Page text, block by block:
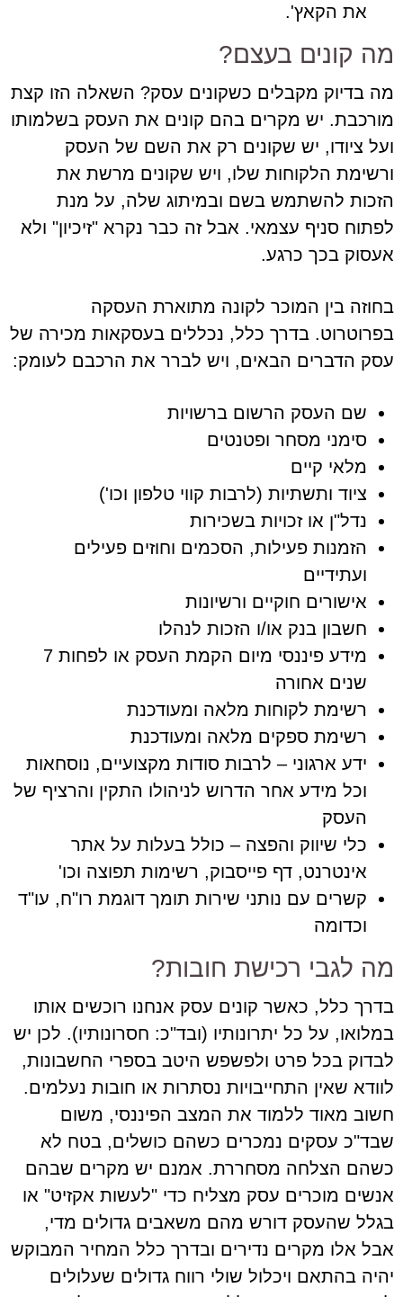
את הקאץ'.
מה קונים בעצם?
מה בדיוק מקבלים כשקונים עסק? השאלה הזו קצת
מורכבת. יש מקרים בהם קונים את העסק בשלמותו
ועל ציודו, יש שקונים רק את השם של העסק
ורשימת הלקוחות שלו, ויש שקונים מרשת את
הזכות להשתמש בשם ובמיתוג שלה, על מנת
לפתוח סניף עצמאי. אבל זה כבר נקרא "זיכיון" ולא
אעסוק בכך כרגע.
בחוזה בין המוכר לקונה מתוארת העסקה
בפרוטרוט. בדרך כלל, נכללים בעסקאות מכירה של
עסק הדברים הבאים, ויש לברר את הרכבם לעומק:
שם העסק הרשום ברשויות
סימני מסחר ופטנטים
מלאי קיים
ציוד ותשתיות (לרבות קווי טלפון וכו')
נדל"ן או זכויות בשכירות
הזמנות פעילות, הסכמים וחוזים פעילים
ועתידיים
אישורים חוקיים ורשיונות
חשבון בנק או/ו הזכות לנהלו
מידע פיננסי מיום הקמת העסק או לפחות 7
שנים אחורה
רשימת לקוחות מלאה ומעודכנת
רשימת ספקים מלאה ומעודכנת
ידע ארגוני – לרבות סודות מקצועיים, נוסחאות
וכל מידע אחר הדרוש לניהולו התקין והרציף של
העסק
כלי שיווק והפצה – כולל בעלות על אתר
אינטרנט, דף פייסבוק, רשימות תפוצה וכו'
קשרים עם נותני שירות תומך דוגמת רו"ח, עו"ד
וכדומה
מה לגבי רכישת חובות?
בדרך כלל, כאשר קונים עסק אנחנו רוכשים אותו
במלואו, על כל יתרונותיו (ובד"כ: חסרונותיו). לכן יש
לבדוק בכל פרט ולפשפש היטב בספרי החשבונות,
לוודא שאין התחייבויות נסתרות או חובות נעלמים.
חשוב מאוד ללמוד את המצב הפיננסי, משום
שבד"כ עסקים נמכרים כשהם כושלים, בטח לא
כשהם הצלחה מסחררת. אמנם יש מקרים שבהם
אנשים מוכרים עסק מצליח כדי "לעשות אקזיט" או
בגלל שהעסק דורש מהם משאבים גדולים מדי,
אבל אלו מקרים נדירים ובדרך כלל המחיר המבוקש
יהיה בהתאם ויכלול שולי רווח גדולים שעלולים